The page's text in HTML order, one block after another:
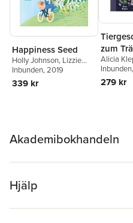
Happiness Seed
Holly Johnson, Lizzie
Nunn
Inbunden, 2019
339 kr
zum
Zauber
Alicia
- Kids
Inbunden
279 kr
Akademibokhandeln
Hjälp